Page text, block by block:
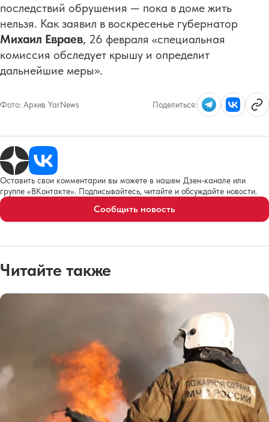
последствий обрушения — пока в доме жить
нельзя. Как заявил в воскресенье губернатор
Михаил Евраев, 26 февраля «специальная
комиссия обследует крышу и определит
дальнейшие меры».
Фото: Архив YarNews Поделиться:
Оставить свои комментарии вы можете в нашем Дзен-канале или
группе «ВКонтакте». Подписывайтесь, читайте и обсуждайте новости.
Сообщить новость
Читайте также